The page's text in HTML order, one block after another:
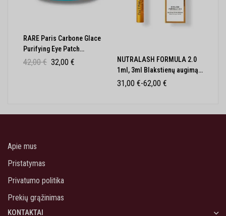
RARE Paris Carbone Glace
Purifying Eye Patch
Valomieji paakių diskeliai
42,00€ 32,00 €
NUTRALASH FORMULA 2.0
1ml, 3ml Blakstienų augimą
skatinantis serumas
31,00 €-62,00 €
Apie mus
Pristatymas
Privatumo politika
Prekių grąžinimas
KONTAKTAI